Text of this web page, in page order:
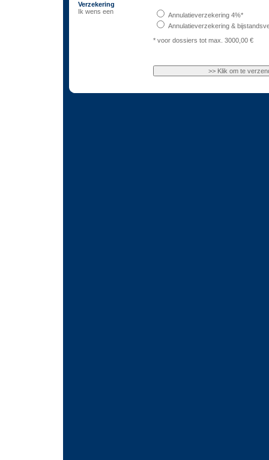
Verzekering
Ik wens een
Annulatieverzekering 4%*
Annulatieverzekering &
* voor dossiers tot max. 3000,00 €